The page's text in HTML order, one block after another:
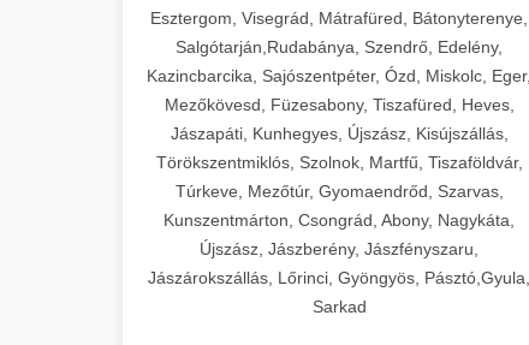
Esztergom, Visegrád, Mátrafüred, Bátonyterenye,
Salgótarján,Rudabánya, Szendrő, Edelény,
Kazincbarcika, Sajószentpéter, Ózd, Miskolc, Eger,
Mezőkövesd, Füzesabony, Tiszafüred, Heves,
Jászapáti, Kunhegyes, Újszász, Kisújszállás,
Törökszentmiklós, Szolnok, Martfű, Tiszaföldvár,
Túrkeve, Mezőtúr, Gyomaendrőd, Szarvas,
Kunszentmárton, Csongrád, Abony, Nagykáta,
Újszász, Jászberény, Jászfényszaru,
Jászárokszállás, Lőrinci, Gyöngyös, Pásztó,Gyula,
Sarkad